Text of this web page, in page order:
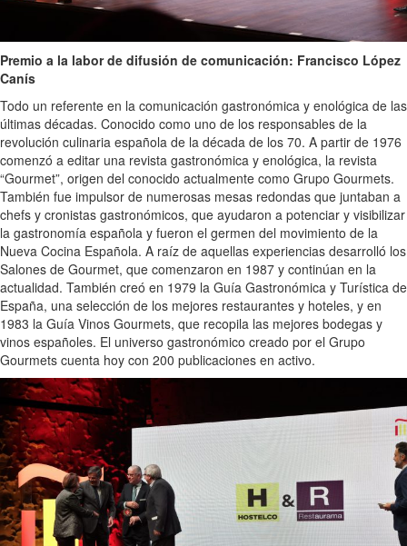
Premio a la labor de difusión de comunicación: Francisco López
Canís
Todo un referente en la comunicación gastronómica y enológica de las
últimas décadas. Conocido como uno de los responsables de la
revolución culinaria española de la década de los 70. A partir de 1976
comenzó a editar una revista gastronómica y enológica, la revista
“Gourmet”, origen del conocido actualmente como Grupo Gourmets.
También fue impulsor de numerosas mesas redondas que juntaban a
chefs y cronistas gastronómicos, que ayudaron a potenciar y visibilizar
la gastronomía española y fueron el germen del movimiento de la
Nueva Cocina Española. A raíz de aquellas experiencias desarrolló los
Salones de Gourmet, que comenzaron en 1987 y continúan en la
actualidad. También creó en 1979 la Guía Gastronómica y Turística de
España, una selección de los mejores restaurantes y hoteles, y en
1983 la Guía Vinos Gourmets, que recopila las mejores bodegas y
vinos españoles. El universo gastronómico creado por el Grupo
Gourmets cuenta hoy con 200 publicaciones en activo.